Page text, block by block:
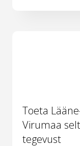
Toeta
Virumaa
tegevust